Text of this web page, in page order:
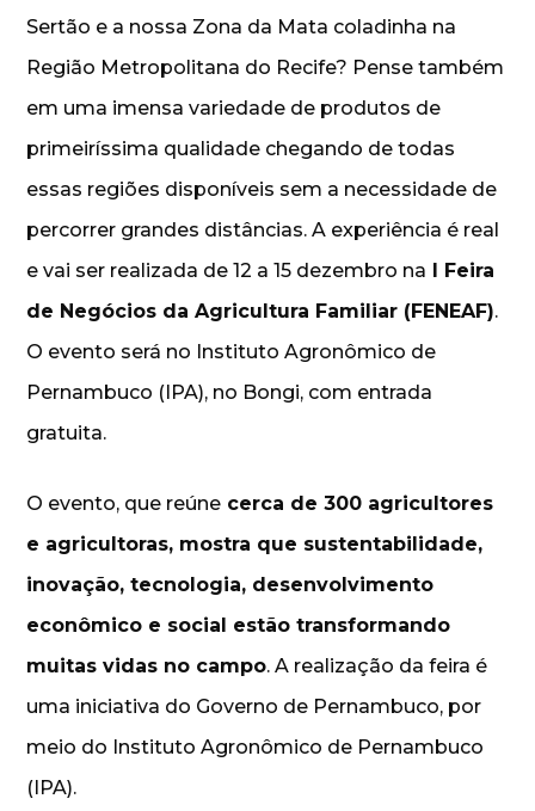
Sertão e a nossa Zona da Mata coladinha na
Região Metropolitana do Recife? Pense também
em uma imensa variedade de produtos de
primeiríssima qualidade chegando de todas
essas regiões disponíveis sem a necessidade de
percorrer grandes distâncias. A experiência é real
e vai ser realizada de 12 a 15 dezembro na I Feira
de Negócios da Agricultura Familiar (FENEAF).
O evento será no Instituto Agronômico de
Pernambuco (IPA), no Bongi, com entrada
gratuita.
O evento, que reúne cerca de 300 agricultores
e agricultoras, mostra que sustentabilidade,
inovação, tecnologia, desenvolvimento
econômico e social estão transformando
muitas vidas no campo. A realização da feira é
uma iniciativa do Governo de Pernambuco, por
meio do Instituto Agronômico de Pernambuco
(IPA).